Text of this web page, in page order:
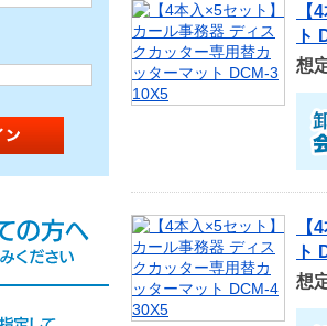
【
ト
想
【
ト
想